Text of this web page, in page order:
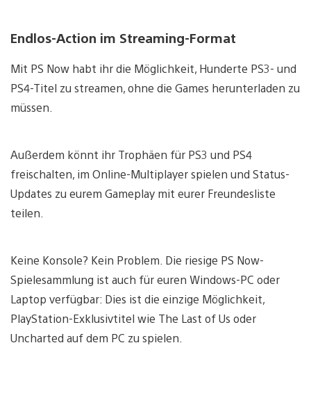
Endlos-Action im Streaming-Format
Mit PS Now habt ihr die Möglichkeit, Hunderte PS3- und
PS4-Titel zu streamen, ohne die Games herunterladen zu
müssen.
Außerdem könnt ihr Trophäen für PS3 und PS4
freischalten, im Online-Multiplayer spielen und Status-
Updates zu eurem Gameplay mit eurer Freundesliste
teilen.
Keine Konsole? Kein Problem. Die riesige PS Now-
Spielesammlung ist auch für euren Windows-PC oder
Laptop verfügbar: Dies ist die einzige Möglichkeit,
PlayStation-Exklusivtitel wie The Last of Us oder
Uncharted auf dem PC zu spielen.